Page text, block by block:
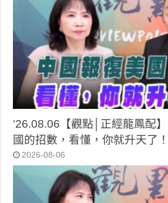
‘26.08.06【觀點│正經龍鳳配
國的招數，看懂，你就升天了！
2026-08-06